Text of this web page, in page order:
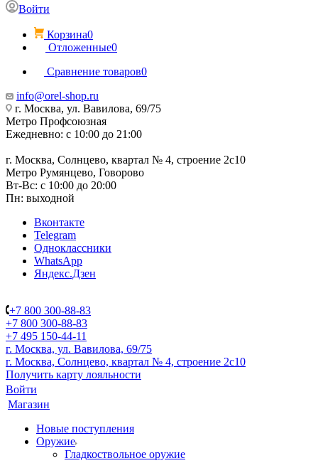
Войти
Корзина0
Отложенные0
Сравнение товаров0
info@orel-shop.ru
г. Москва, ул. Вавилова, 69/75
Метро Профсоюзная
Ежедневно: с 10:00 до 21:00
г. Москва, Солнцево, квартал № 4, строение 2с10
Метро Румянцево, Говорово
Вт-Вс: с 10:00 до 20:00
Пн: выходной
Вконтакте
Telegram
Одноклассники
WhatsApp
Яндекс.Дзен
+7 800 300-88-83
+7 800 300-88-83
+7 495 150-44-11
г. Москва, ул. Вавилова, 69/75
г. Москва, Солнцево, квартал № 4, строение 2с10
Получить карту лояльности
Войти
Магазин
Новые поступления
Оружие
Гладкоствольное оружие